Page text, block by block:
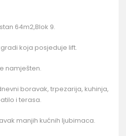
64m2,Blok 9.
koja posjeduje lift.
namješten.
boravak, trpezarija, kuhinja,
i terasa.
manjih kućnih ljubimaca.